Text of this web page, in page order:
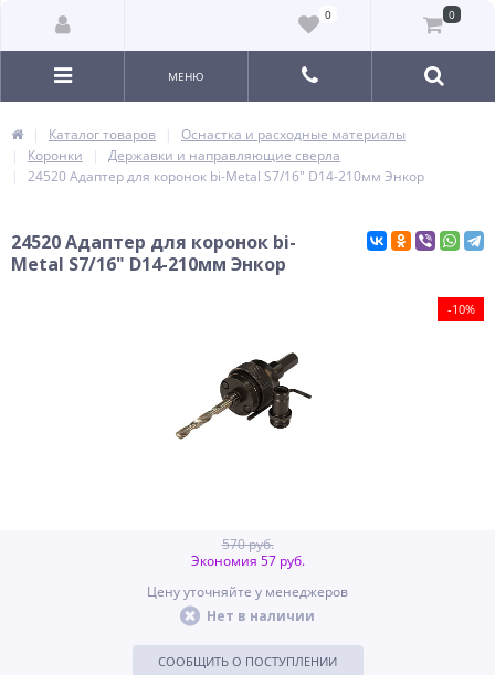
0 0
МЕНЮ
Каталог товаров
Оснастка и расходные материалы
Коронки
Державки и направляющие сверла
24520 Адаптер для коронок bi-Metal S7/16" D14-210мм Энкор
24520 Адаптер для коронок bi-
Metal S7/16" D14-210мм Энкор
-10%
570 руб.
Экономия 57 руб.
Цену уточняйте у менеджеров
Нет в наличии
СООБЩИТЬ О ПОСТУПЛЕНИИ